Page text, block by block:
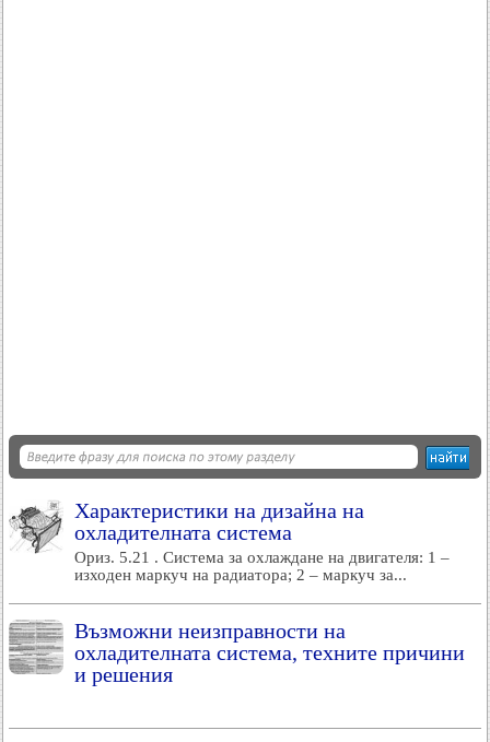
Характеристики на дизайна на
охладителната система
Ориз. 5.21 . Система за охлаждане на двигателя: 1 –
изходен маркуч на радиатора; 2 – маркуч за...
Възможни неизправности на
охладителната система, техните причини
и решения